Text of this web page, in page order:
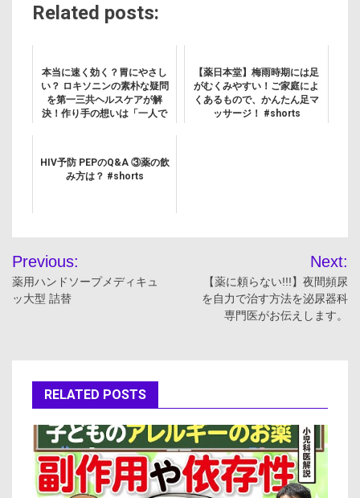
Related posts:
本当に速く効く？胃にやさし
い？ ロキソニンの素朴な疑問
を第一三共ヘルスケアが解
決！作り手の想いは「一人で
【薬日本堂】梅雨時期には足
がむくみやすい！ご家庭によ
くあるもので、かんたん足マ
ッサージ！ #shorts
HIV予防 PEPのQ&A ③薬の飲
み方は？ #shorts
投
稿
ゲ
ー
シ
ョ
Previous:
薬用ハンドソープメディキュ
ッ大型 詰替
Next:
【薬に頼らない!!!】夜間頻尿
を自力で治す方法を泌尿器科
専門医がお伝えします。
RELATED POSTS